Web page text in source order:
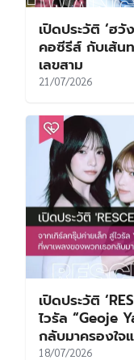
เปิดประวัติ ‘ฮ
คอซีรีส์ กับเส้น
เลขสาม
21/07/2026
เปิดประวัติ
ไวรัล “Geoje
กลับมาครองใจ
18/07/2026